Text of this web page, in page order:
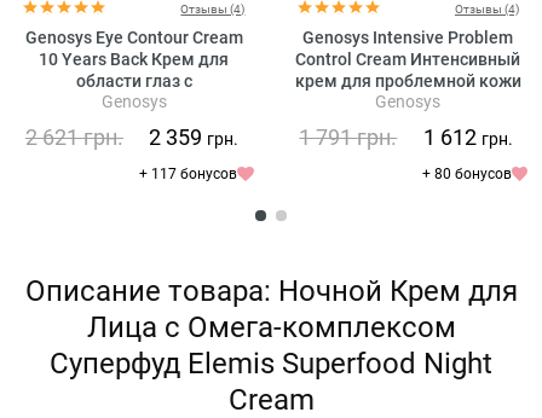
Отзывы (4)
Genosys Eye Contour Cream
10 Years Back Крем для
области глаз с
растительными стволовыми
Genosys
2 621грн. 2 359 грн.
+ 117 бонусов
Отзывы (4)
Genosys Intensive Problem
Control Cream Интенсивный
крем для проблемной кожи
Genosys
1 791грн. 1 612 грн.
+ 80 бонусов
Описание товара: Ночной Крем для
Лица с Омега-комплексом
Суперфуд Elemis Superfood Night
Cream